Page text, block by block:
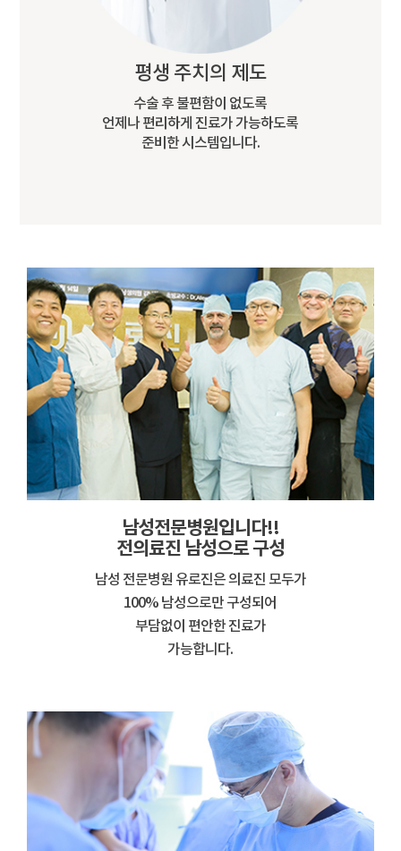
평생 주치의 제도
수술 후 불편함이 없도록
언제나 편리하게 진료가 가능하도록
준비한 시스템입니다.
남성전문병원입니다!!
전의료진 남성으로 구성
남성 전문병원 유로진은 의료진 모두가
100% 남성으로만 구성되어
부담없이 편안한 진료가
가능합니다.